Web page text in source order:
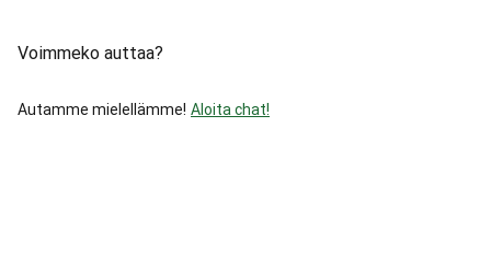
Voimmeko auttaa?
Autamme mielellämme! Aloita chat!